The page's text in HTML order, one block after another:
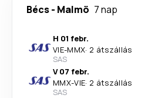
Bécs- Malmö 7 nap
H 01 febr.
VIE-MMX· 2 átszállás
SAS
V 07 febr.
MMX-VIE· 2 átszállás
SAS